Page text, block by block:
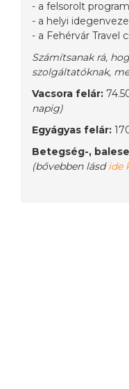
- a felsorolt
- a helyi
- a Fehérvár Travel
Számítsanak rá,
szolgáltatóknak,
Vacsora felár:
napig)
Egyágyas felár:
Betegség-,
(bővebben lásdide